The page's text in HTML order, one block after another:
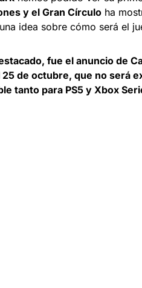
y el Gran Círculo ha
idea sobre cómo será el
fue el anuncio de
de octubre, que no será
tanto para PS5 y Xbox